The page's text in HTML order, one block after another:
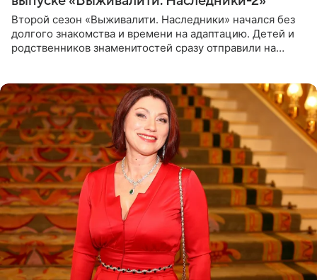
Второй сезон «Выживалити. Наследники» начался без
долгого знакомства и времени на адаптацию. Детей и
родственников знаменитостей сразу отправили на